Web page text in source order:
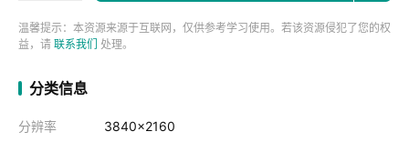
温馨提示：本资源来源于互联网，仅供参考学习使用。若该资源侵犯了您的权
益，请 联系我们 处理。
分类信息
分辨率
3840x2160